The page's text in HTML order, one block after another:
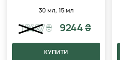
30 мл, 15 мл
18487₴ 9244 ₴
КУПИТИ